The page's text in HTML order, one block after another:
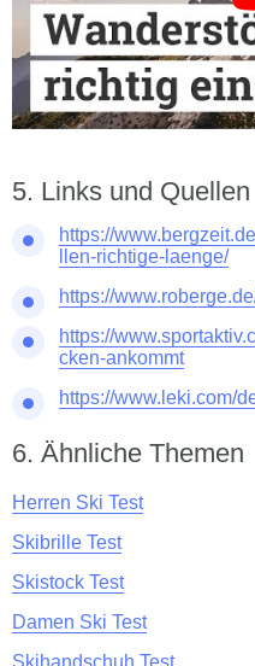
Links und Quellen
https://
llen-richtige-laenge/
https://
https://
cken-ankommt
https://www.leki.com/
Ähnliche Themen
Herren Ski Test
Skibrille Test
Skistock Test
Damen Ski Test
Skihandschuh Test